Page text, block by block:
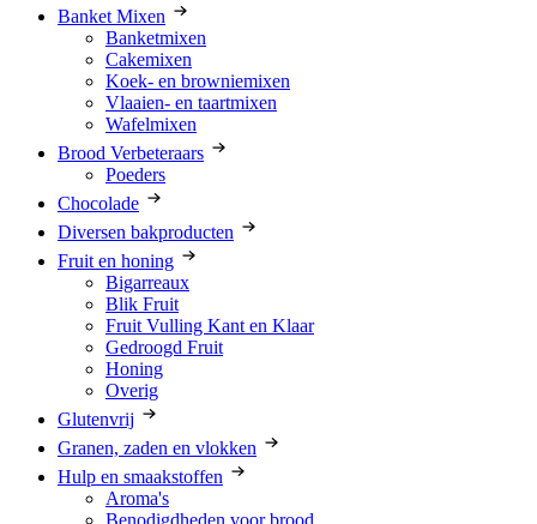
Banket Mixen
Banketmixen
Cakemixen
Koek- en browniemixen
Vlaaien- en taartmixen
Wafelmixen
Brood Verbeteraars
Poeders
Chocolade
Diversen bakproducten
Fruit en honing
Bigarreaux
Blik Fruit
Fruit Vulling Kant en Klaar
Gedroogd Fruit
Honing
Overig
Glutenvrij
Granen, zaden en vlokken
Hulp en smaakstoffen
Aroma's